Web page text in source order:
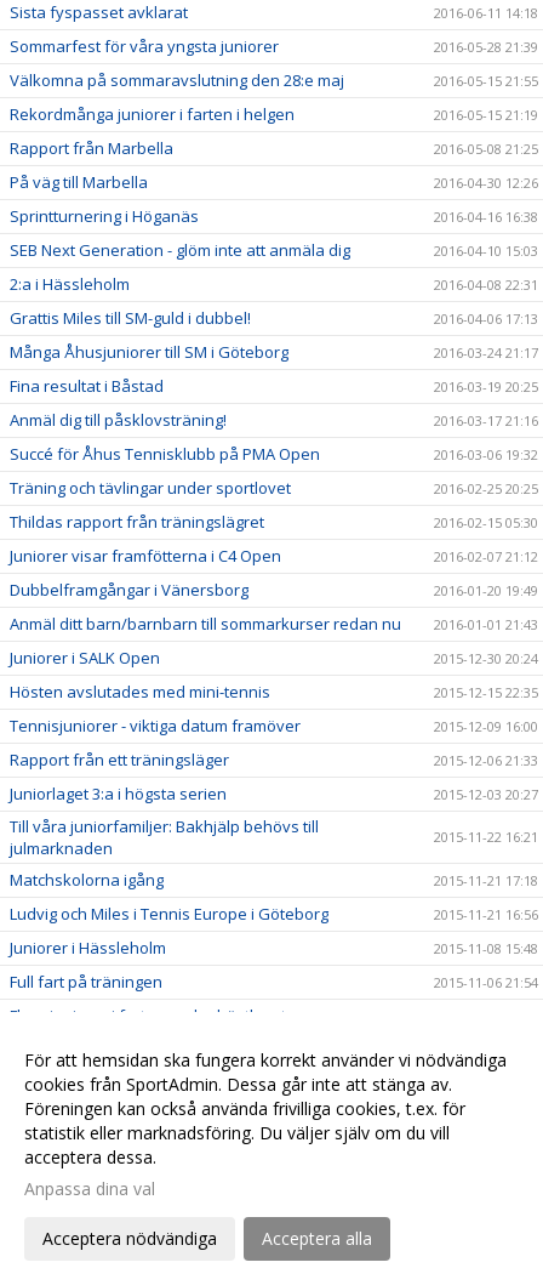
Sista fyspasset avklarat 2016-06-11 14:18
Sommarfest för våra yngsta juniorer 2016-05-28 21:39
Välkomna på sommaravslutning den 28:e maj 2016-05-15 21:55
Rekordmånga juniorer i farten i helgen 2016-05-15 21:19
Rapport från Marbella 2016-05-08 21:25
På väg till Marbella 2016-04-30 12:26
Sprintturnering i Höganäs 2016-04-16 16:38
SEB Next Generation - glöm inte att anmäla dig 2016-04-10 15:03
2:a i Hässleholm 2016-04-08 22:31
Grattis Miles till SM-guld i dubbel! 2016-04-06 17:13
Många Åhusjuniorer till SM i Göteborg 2016-03-24 21:17
Fina resultat i Båstad 2016-03-19 20:25
Anmäl dig till påsklovsträning! 2016-03-17 21:16
Succé för Åhus Tennisklubb på PMA Open 2016-03-06 19:32
Träning och tävlingar under sportlovet 2016-02-25 20:25
Thildas rapport från träningslägret 2016-02-15 05:30
Juniorer visar framfötterna i C4 Open 2016-02-07 21:12
Dubbelframgångar i Vänersborg 2016-01-20 19:49
Anmäl ditt barn/barnbarn till sommarkurser redan nu 2016-01-01 21:43
Juniorer i SALK Open 2015-12-30 20:24
Hösten avslutades med mini-tennis 2015-12-15 22:35
Tennisjuniorer - viktiga datum framöver 2015-12-09 16:00
Rapport från ett träningsläger 2015-12-06 21:33
Juniorlaget 3:a i högsta serien 2015-12-03 20:27
Till våra juniorfamiljer: Bakhjälp behövs till
julmarknaden
2015-11-22 16:21
Matchskolorna igång 2015-11-21 17:18
Ludvig och Miles i Tennis Europe i Göteborg 2015-11-21 16:56
Juniorer i Hässleholm 2015-11-08 15:48
Full fart på träningen 2015-11-06 21:54
Flera juniorer i farten under höstlovet
Fint träningsläger i Enebyberg 2015-10-31 20:02
Jämna matcher i Växjö för P-15 2015-10-18 19:56
Säker vinst för P-15 2015-10-17 16:30
inställningar
Webbversion
För att hemsidan ska fungera korrekt använder vi nödvändiga
cookies från SportAdmin. Dessa går inte att stänga av.
Föreningen kan också använda frivilliga cookies, t.ex. för
statistik eller marknadsföring. Du väljer själv om du vill
acceptera dessa.
Anpassa dina val
Acceptera nödvändiga Acceptera alla